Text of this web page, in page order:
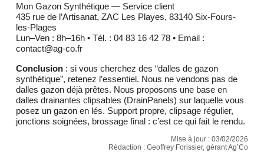
Mon Gazon Synthétique — Service client
435 rue de l’Artisanat, ZAC Les Playes, 83140 Six-Fours-
les-Plages
Lun–Ven : 8h–16h • Tél. : 04 83 16 42 78 • Email :
contact@ag-co.fr
Conclusion : si vous cherchez des “dalles de gazon
synthétique”, retenez l’essentiel. Nous ne vendons pas de
dalles gazon déjà prêtes. Nous proposons une base en
dalles drainantes clipsables (DrainPanels) sur laquelle vous
posez un gazon en lés. Support propre, clipsage régulier,
jonctions soignées, brossage final : c’est ce qui fait le rendu.
Mise à jour : 03/02/2026
Rédaction : Geoffrey Forissier, gérant Ag’Co